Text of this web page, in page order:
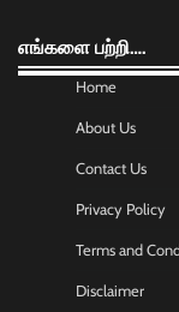
எங்களை பற்றி….
Home
About Us
Contact Us
Privacy Policy
Terms and
Disclaimer